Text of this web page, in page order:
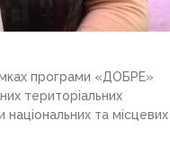
програми «ДОБРЕ»
територіальних
та місцевих